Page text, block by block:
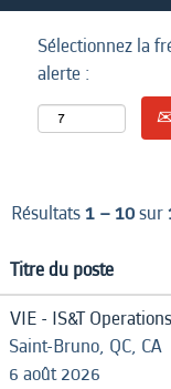
Sélectionnez la
alerte :
Résultats1 – 10sur
Titre du poste
VIE - IS&T
Saint-Bruno, QC, CA
6 août 2026